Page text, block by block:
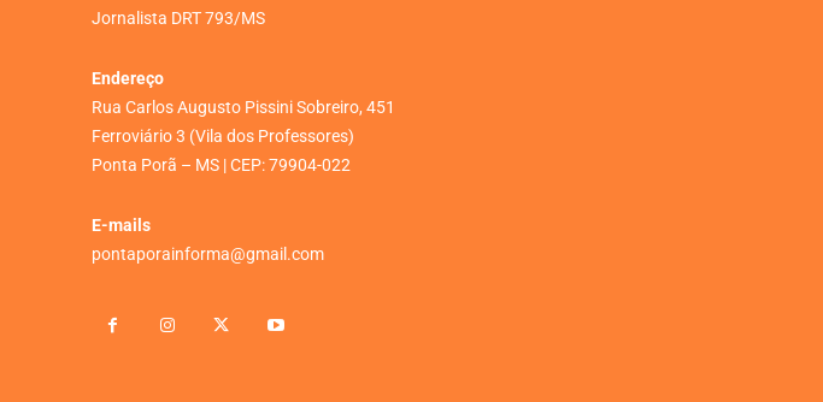
Jornalista DRT 793/MS
Endereço
Rua Carlos Augusto Pissini Sobreiro, 451
Ferroviário 3 (Vila dos Professores)
Ponta Porã – MS | CEP: 79904-022
E-mails
pontaporainforma@gmail.com